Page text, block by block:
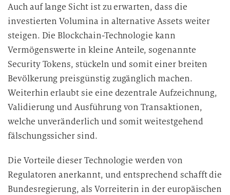
Auch auf lange Sicht ist zu erwarten, dass die
investierten Volumina in alternative Assets weiter
steigen. Die Blockchain-Technologie kann
Vermögenswerte in kleine Anteile, sogenannte
Security Tokens, stückeln und somit einer breiten
Bevölkerung preisgünstig zugänglich machen.
Weiterhin erlaubt sie eine dezentrale Aufzeichnung,
Validierung und Ausführung von Transaktionen,
welche unveränderlich und somit weitestgehend
fälschungssicher sind.
Die Vorteile dieser Technologie werden von
Regulatoren anerkannt, und entsprechend schafft die
Bundesregierung, als Vorreiterin in der europäischen